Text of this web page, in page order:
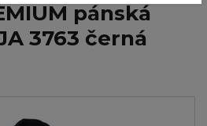
pánská
3763 černá